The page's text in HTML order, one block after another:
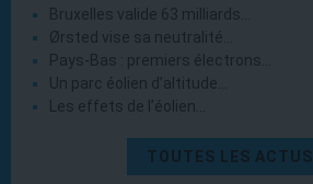
Bruxelles valide 63 milliards…
Ørsted vise sa neutralité…
Pays-Bas : premiers électrons…
Un parc éolien d’altitude…
Les effets de l’éolien…
TOUTES LES ACTUS